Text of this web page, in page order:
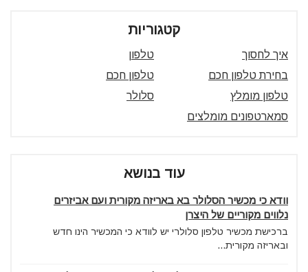
קטגוריות
איך לחסוך
טלפון
בחירת טלפון חכם
טלפון חכם
טלפון מומלץ
סלולר
סמארטפונים מומלצים
עוד בנושא
וודא כי מכשיר הסלולר בא באריזה מקורית ועם אביזרים
נלווים מקוריים של היצרן
ברכישת מכשיר טלפון סלולרי יש לוודא כי המכשיר הינו חדש
ובאריזה מקורית...